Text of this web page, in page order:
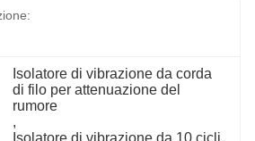
Isolatore di vibrazione da corda
di filo per attenuazione del
rumore
,
Isolatore di vibrazione da 10 cicli